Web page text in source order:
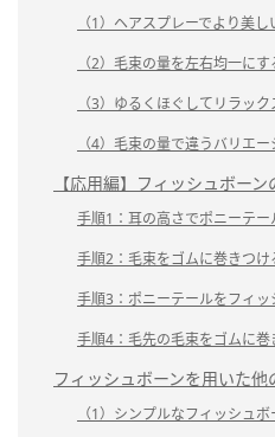
（1）ヘアスプレーでより美
（2）毛束の量を左右均一にす
（3）ゆるくほぐしてリラッ
（4）毛束の量で違うバリエ
【応用編】フィッシュボー
手順1：耳の高さでポニーテー
手順2：毛束をゴムに巻きつけ
手順3：ポニーテールをフィッ
手順4：毛先の毛束をゴムに
フィッシュボーンを用いた他
（1）シンプルなフィッシュ